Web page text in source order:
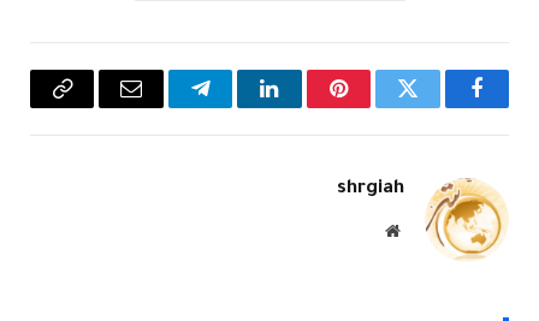
فيسبوكتويتر بينتيريستلينكدإن تيلقرام البريد
Copy
shrgiah
موقع